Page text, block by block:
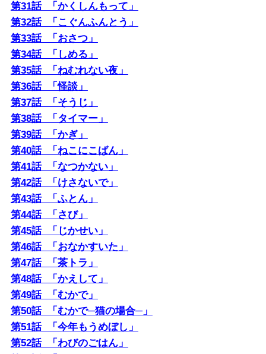
第31話 「かくしんもって」
第32話 「こぐんふんとう」
第33話 「おさつ」
第34話 「しめる」
第35話 「ねむれない夜」
第36話 「怪談」
第37話 「そうじ」
第38話 「タイマー」
第39話 「かぎ」
第40話 「ねこにこばん」
第41話 「なつかない」
第42話 「けさないで」
第43話 「ふとん」
第44話 「さび」
第45話 「じかせい」
第46話 「おなかすいた」
第47話 「茶トラ」
第48話 「かえして」
第49話 「むかで」
第50話 「むかで─猫の場合─」
第51話 「今年もうめぼし」
第52話 「わびのごはん」